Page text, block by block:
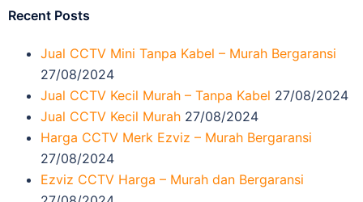
Recent Posts
Jual CCTV Mini Tanpa Kabel – Murah Bergaransi
27/08/2024
Jual CCTV Kecil Murah – Tanpa Kabel 27/08/2024
Jual CCTV Kecil Murah 27/08/2024
Harga CCTV Merk Ezviz – Murah Bergaransi
27/08/2024
Ezviz CCTV Harga – Murah dan Bergaransi